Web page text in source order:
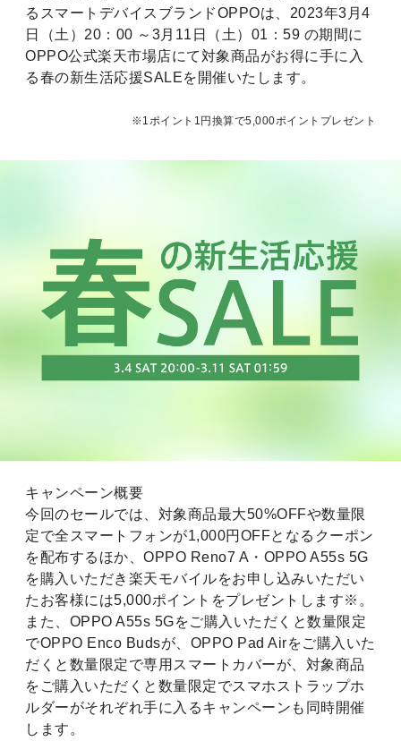
るスマートデバイスブランドOPPOは、2023年3月4
日（土）20：00 ～3月11日（土）01：59 の期間に
OPPO公式楽天市場店にて対象商品がお得に手に入
る春の新生活応援SALEを開催いたします。
※1ポイント1円換算で5,000ポイントプレゼント
キャンペーン概要
今回のセールでは、対象商品最大50%OFFや数量限
定で全スマートフォンが1,000円OFFとなるクーポン
を配布するほか、OPPO Reno7 A・OPPO A55s 5G
を購入いただき楽天モバイルをお申し込みいただい
たお客様には5,000ポイントをプレゼントします※。
また、OPPO A55s 5Gをご購入いただくと数量限定
でOPPO Enco Budsが、OPPO Pad Airをご購入いた
だくと数量限定で専用スマートカバーが、対象商品
をご購入いただくと数量限定でスマホストラップホ
ルダーがそれぞれ手に入るキャンペーンも同時開催
します。